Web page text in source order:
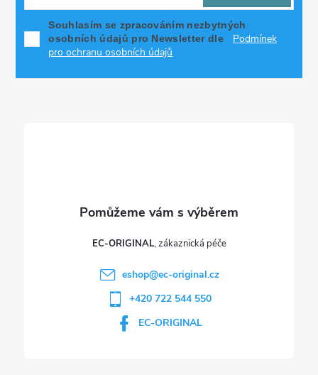
Souhlasím se zpracováním nezbytných
osobních údajů pro Newsletter dle
Podmínek
pro ochranu osobních údajů
EC-ORIGINAL
eshop@ec-original.cz
+420 722 544 550
EC-ORIGINAL